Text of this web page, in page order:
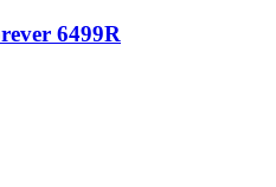
6499R